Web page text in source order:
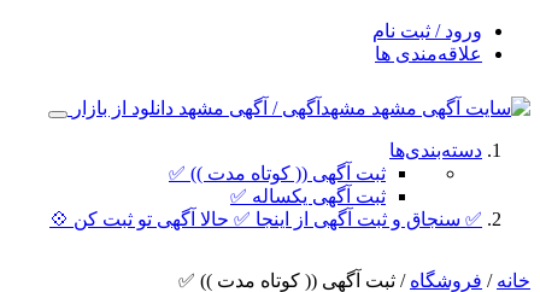
ورود / ثبت نام
علاقه‌مندی ها
دسته‌بندی‌ها
ثبت آگهی (( کوتاه مدت )) ✅
ثبت آگهی یکساله ✅
✅ سنجاق و ثبت آگهی از اینجا ✅ حالا آگهی تو ثبت کن 💠
خانه / فروشگاه / ثبت آگهی (( کوتاه مدت )) ✅